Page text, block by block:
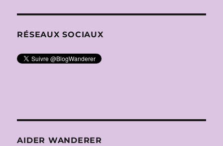
RÉSEAUX SOCIAUX
AIDER WANDERER